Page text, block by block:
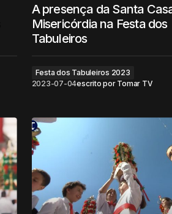
A presença da Santa
Misericórdia na Festa dos
Tabuleiros
Festa dos Tabuleiros 2023
2023-07-04escrito por Tomar TV